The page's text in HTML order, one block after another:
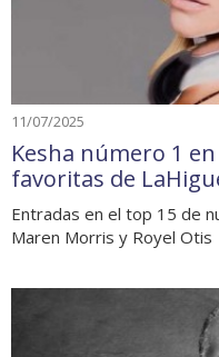
11/07/2025
Kesha número 1
favoritas de
Entradas en el top 15 de
Maren Morris y Royel Otis